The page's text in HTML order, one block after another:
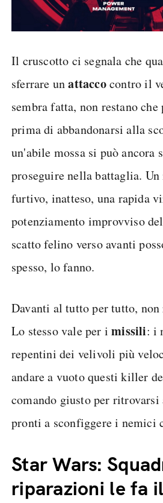
Il cruscotto ci segnala che
sferrare unattaccocontro il
sembra fatta, non restano
prima di abbandonarsi alla
un'abile mossa si può ancora
proseguire nella battaglia.
furtivo, inatteso, una rapida
potenziamento improvviso
scatto felino verso avanti
spesso, lo fanno.
Davanti al tutto per tutto, non
Lo stesso vale per imissili: i
repentini dei velivoli più
andare a vuoto questi killer
comando giusto per ritrovarsi
pronti a sconfiggere i nemici
Star Wars:
riparazioni le fa